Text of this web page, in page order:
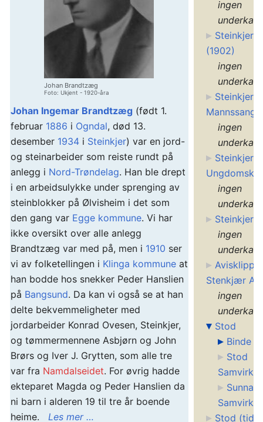
Johan Brandtzæg
Foto: Ukjent - 1920-åra
Johan Ingemar Brandtzæg (født 1.
februar 1886 i Ogndal, død 13.
desember 1934 i Steinkjer) var en jord-
og steinarbeider som reiste rundt på
anlegg i Nord-Trøndelag. Han ble drept
i en arbeidsulykke under sprenging av
steinblokker på Ølvisheim i det som
den gang var Egge kommune. Vi har
ikke oversikt over alle anlegg
Brandtzæg var med på, men i 1910 ser
vi av folketellingen i Klinga kommune at
han bodde hos snekker Peder Hanslien
på Bangsund. Da kan vi også se at han
delte bekvemmeligheter med
jordarbeider Konrad Ovesen, Steinkjer,
og tømmermennene Asbjørn og John
Brørs og Iver J. Grytten, som alle tre
var fra Namdalseidet. For øvrig hadde
ekteparet Magda og Peder Hanslien da
ni barn i alderen 19 til tre år boende
heime. Les mer …
ingen
Steinkjer
(1902)
ingen
Steinkjer
ingen
Steinkjer
ingen
ingen
Avisklipp
Stenkjær
ingen
Stod
Binde
Stod
Sunnan
Stod